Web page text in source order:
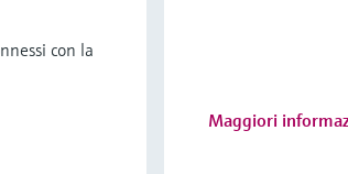
con la
Maggiori